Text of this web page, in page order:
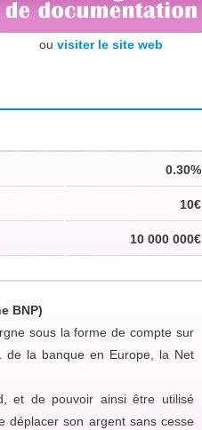
ou visiter le site web
0.30%
10€
10 000 000€
BNP)
sous la forme de compte sur
de la banque en Europe, la Net
et de pouvoir ainsi être utilisé
déplacer son argent sans cesse